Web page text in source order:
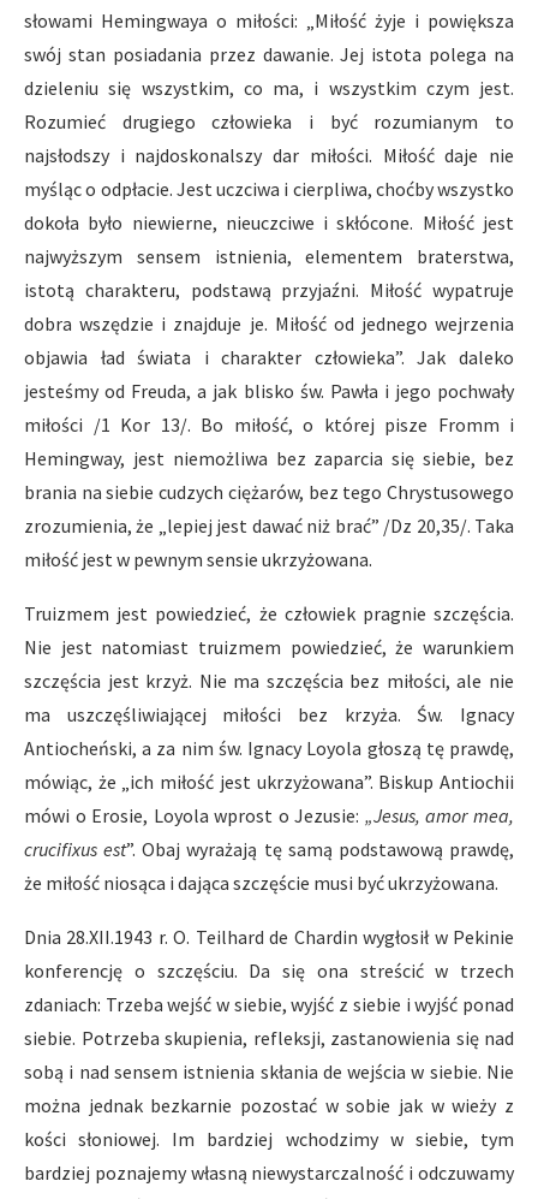
słowami Hemingwaya o miłości: „Miłość żyje i powiększa
swój stan posiadania przez dawanie. Jej istota polega na
dzieleniu się wszystkim, co ma, i wszystkim czym jest.
Rozumieć drugiego człowieka i być rozumianym to
najsłodszy i najdoskonalszy dar miłości. Miłość daje nie
myśląc o odpłacie. Jest uczciwa i cierpliwa, choćby wszystko
dokoła było niewierne, nieuczciwe i skłócone. Miłość jest
najwyższym sensem istnienia, elementem braterstwa,
istotą charakteru, podstawą przyjaźni. Miłość wypatruje
dobra wszędzie i znajduje je. Miłość od jednego wejrzenia
objawia ład świata i charakter człowieka”. Jak daleko
jesteśmy od Freuda, a jak blisko św. Pawła i jego pochwały
miłości /1 Kor 13/. Bo miłość, o której pisze Fromm i
Hemingway, jest niemożliwa bez zaparcia się siebie, bez
brania na siebie cudzych ciężarów, bez tego Chrystusowego
zrozumienia, że „lepiej jest dawać niż brać” /Dz 20,35/. Taka
miłość jest w pewnym sensie ukrzyżowana.
Truizmem jest powiedzieć, że człowiek pragnie szczęścia.
Nie jest natomiast truizmem powiedzieć, że warunkiem
szczęścia jest krzyż. Nie ma szczęścia bez miłości, ale nie
ma uszczęśliwiającej miłości bez krzyża. Św. Ignacy
Antiocheński, a za nim św. Ignacy Loyola głoszą tę prawdę,
mówiąc, że „ich miłość jest ukrzyżowana”. Biskup Antiochii
mówi o Erosie, Loyola wprost o Jezusie: „Jesus, amor mea,
crucifixus est”. Obaj wyrażają tę samą podstawową prawdę,
że miłość niosąca i dająca szczęście musi być ukrzyżowana.
Dnia 28.XII.1943 r. O. Teilhard de Chardin wygłosił w Pekinie
konferencję o szczęściu. Da się ona streścić w trzech
zdaniach: Trzeba wejść w siebie, wyjść z siebie i wyjść ponad
siebie. Potrzeba skupienia, refleksji, zastanowienia się nad
sobą i nad sensem istnienia skłania de wejścia w siebie. Nie
można jednak bezkarnie pozostać w sobie jak w wieży z
kości słoniowej. Im bardziej wchodzimy w siebie, tym
bardziej poznajemy własną niewystarczalność i odczuwamy